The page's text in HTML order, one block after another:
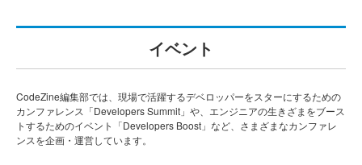
イベント
CodeZine編集部では、現場で活躍するデベロッパーをスターにするための
カンファレンス「Developers Summit」や、エンジニアの生きざまをブース
トするためのイベント「Developers Boost」など、さまざまなカンファレ
ンスを企画・運営しています。